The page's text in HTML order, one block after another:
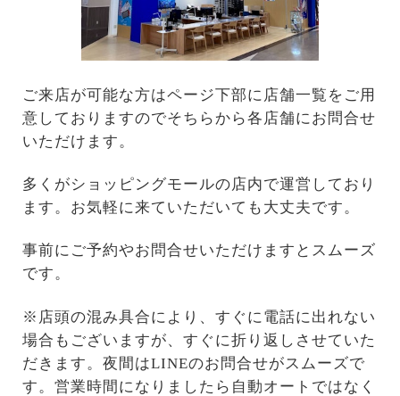
ご来店が可能な方はページ下部に店舗一覧をご用
意しておりますのでそちらから各店舗にお問合せ
いただけます。
多くがショッピングモールの店内で運営しており
ます。お気軽に来ていただいても大丈夫です。
事前にご予約やお問合せいただけますとスムーズ
です。
※店頭の混み具合により、すぐに電話に出れない
場合もございますが、すぐに折り返しさせていた
だきます。夜間はLINEのお問合せがスムーズで
す。営業時間になりましたら自動オートではなく